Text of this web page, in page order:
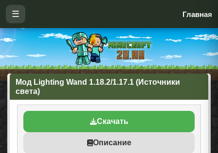
☰ Главная
Мод Lighting Wand 1.18.2/1.17.1 (Источники
света)
Скачать
Описание